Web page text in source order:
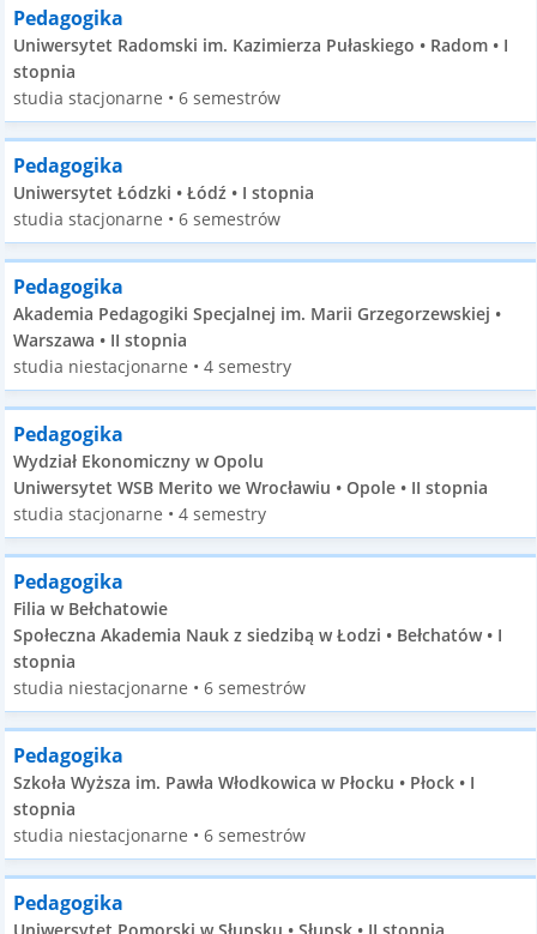
Pedagogika
Uniwersytet Radomski im. Kazimierza Pułaskiego • Radom • I
stopnia
studia stacjonarne • 6 semestrów
Pedagogika
Uniwersytet Łódzki • Łódź • I stopnia
studia stacjonarne • 6 semestrów
Pedagogika
Akademia Pedagogiki Specjalnej im. Marii Grzegorzewskiej •
Warszawa • II stopnia
studia niestacjonarne • 4 semestry
Pedagogika
Wydział Ekonomiczny w Opolu
Uniwersytet WSB Merito we Wrocławiu • Opole • II stopnia
studia stacjonarne • 4 semestry
Pedagogika
Filia w Bełchatowie
Społeczna Akademia Nauk z siedzibą w Łodzi • Bełchatów • I
stopnia
studia niestacjonarne • 6 semestrów
Pedagogika
Szkoła Wyższa im. Pawła Włodkowica w Płocku • Płock • I
stopnia
studia niestacjonarne • 6 semestrów
Pedagogika